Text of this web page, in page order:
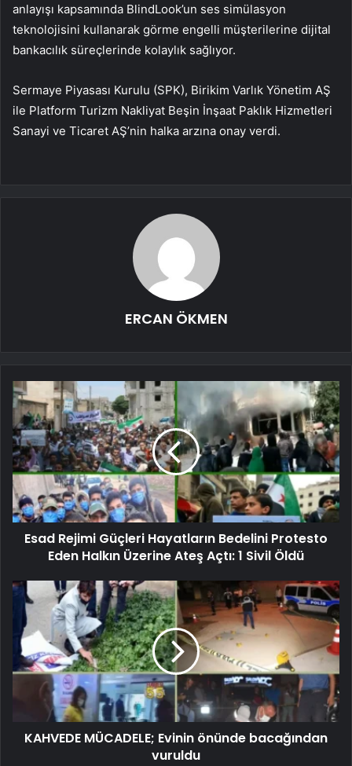
anlayışı kapsamında BlindLook’un ses simülasyon
teknolojisini kullanarak görme engelli müşterilerine dijital
bankacılık süreçlerinde kolaylık sağlıyor.
Sermaye Piyasası Kurulu (SPK), Birikim Varlık Yönetim AŞ
ile Platform Turizm Nakliyat Beşin İnşaat Paklık Hizmetleri
Sanayi ve Ticaret AŞ’nin halka arzına onay verdi.
ERCAN ÖKMEN
Esad Rejimi Güçleri Hayatların Bedelini Protesto
Eden Halkın Üzerine Ateş Açtı: 1 Sivil Öldü
KAHVEDE MÜCADELE; Evinin önünde bacağından
vuruldu